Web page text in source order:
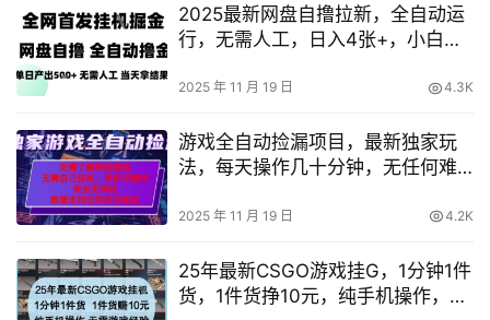
2025最新网盘自撸拉新，全自动运
行，无需人工，日入4张+，小白可
2025 年 11 月 19 日 4.3K
游戏全自动捡漏项目，最新独家玩
法，每天操作几十分钟，无任何难
2025 年 11 月 19 日 4.2K
25年最新CSGO游戏挂G，1分钟1件
货，1件货挣10元，纯手机操作，无